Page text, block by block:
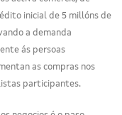
inicial de 5 millóns de
a demanda
ás persoas
as compras nos
participantes.